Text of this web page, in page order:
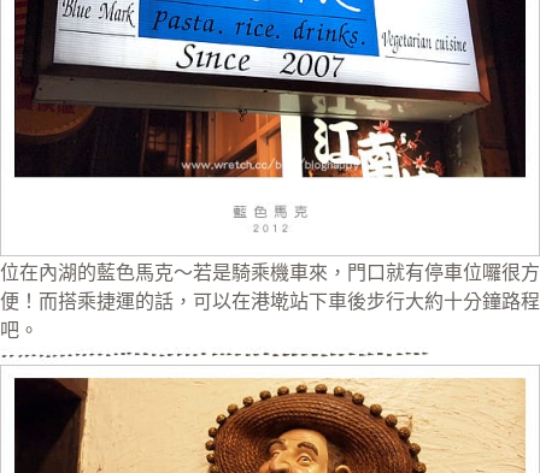
位在內湖的藍色馬克～若是騎乘機車來，門口就有停車位囉很方
便！而搭乘捷運的話，可以在港墘站下車後步行大約十分鐘路程
吧。